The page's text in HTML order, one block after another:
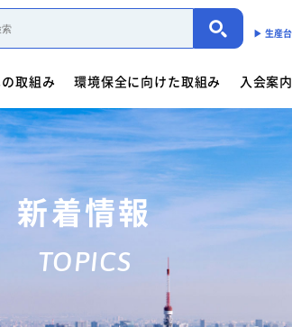
▶︎ 生産
役員一覧
活動内容
組織
取組み
ティー対応
- 架装物の安
施要領
- 難燃物性素
スニュース
環境保全に向けた取組み
活動内容
- 商用車架装物リサイクルへの対
- 生産における環境保全
ル一覧 架装物判別ガイドライン
環境対応事例
入会案内
ついて 入会方法
働くクルマ図鑑
ル（会員限定）
の対応
入会案内
会員資格について
会員検索
車体工業会ってなに?
活動内容
働くクルマ図鑑
新着情報
TOPICS